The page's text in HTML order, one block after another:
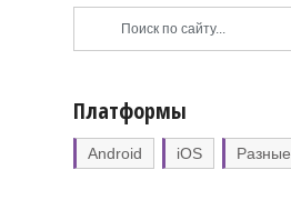
Платформы
Android iOS Разные